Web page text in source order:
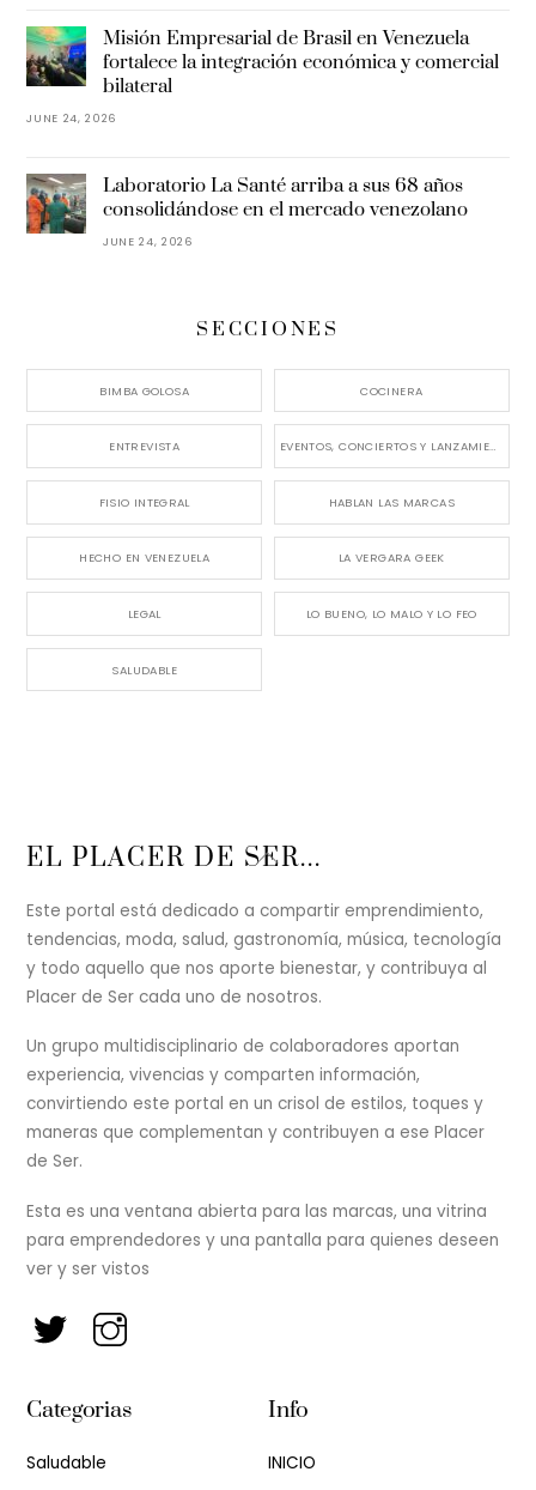
Misión Empresarial de Brasil en Venezuela
fortalece la integración económica y comercial
bilateral
JUNE 24, 2026
Laboratorio La Santé arriba a sus 68 años
consolidándose en el mercado venezolano
JUNE 24, 2026
SECCIONES
BIMBA GOLOSA COCINERA
ENTREVISTA EVENTOS, CONCIERTOS Y LANZAMIENTOS
FISIO INTEGRAL HABLAN LAS MARCAS
HECHO EN VENEZUELA LA VERGARA GEEK
LEGAL LO BUENO, LO MALO Y LO FEO
SALUDABLE
Back
Top
EL PLACER DE SER...
Este portal está dedicado a compartir emprendimiento,
tendencias, moda, salud, gastronomía, música, tecnología
y todo aquello que nos aporte bienestar, y contribuya al
Placer de Ser cada uno de nosotros.
Un grupo multidisciplinario de colaboradores aportan
experiencia, vivencias y comparten información,
convirtiendo este portal en un crisol de estilos, toques y
maneras que complementan y contribuyen a ese Placer
de Ser.
Esta es una ventana abierta para las marcas, una vitrina
para emprendedores y una pantalla para quienes deseen
ver y ser vistos
Categorias
Saludable
Info
INICIO